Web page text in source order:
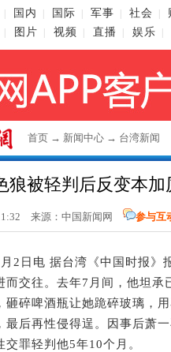
国内 国际 军事 社会
图片 视频 直播 娱乐
首页 → 新闻中心 → 台湾新闻
狼被轻判后反变本
来源： 中国新闻网 参与互
2日电 据台湾《中国时报》
而交往。去年7月间，他坦承
砸碎啤酒瓶让她跪碎玻璃，
最后再性侵得逞。因事后萧
交罪轻判他5年10个月。